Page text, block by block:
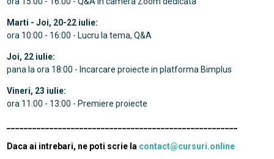
Marti - Joi, 20-22 iulie:
ora 10:00 - 16:00 - Lucru la tema, Q&A
Joi, 22 iulie:
pana la ora 18:00 - Incarcare proiecte in platforma Bimplus
Vineri, 23 iulie:
ora 11:00 - 13:00 - Premiere proiecte
Daca ai intrebari, ne poti scrie la contact@cursuri.online